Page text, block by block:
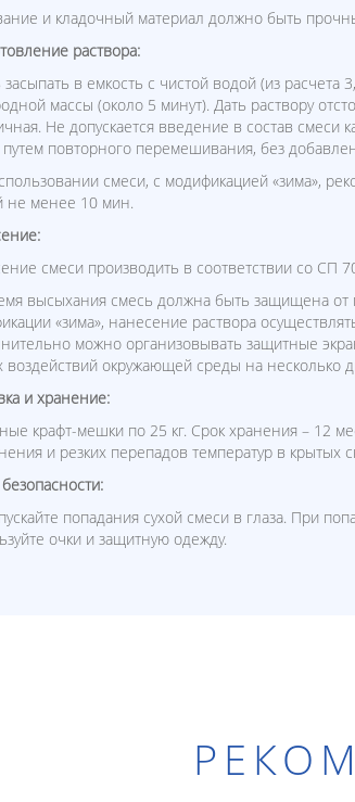
и кладочный материал должно быть
раствора:
в емкость с чистой водой (из
массы (около 5 минут). Дать раствору
Не допускается введение в состав
путем повторного перемешивания, без
смеси, с модификацией «зима»,
не менее 10 мин.
смеси производить в соответствии со СП
высыхания смесь должна быть защищена
«зима», нанесение раствора
можно организовывать защитные
воздействий окружающей среды на несколько
и хранение:
крафт-мешки по 25 кг. Срок хранения – 12
и резких перепадов температур в крытых
попадания сухой смеси в глаза. При
очки и защитную одежду.